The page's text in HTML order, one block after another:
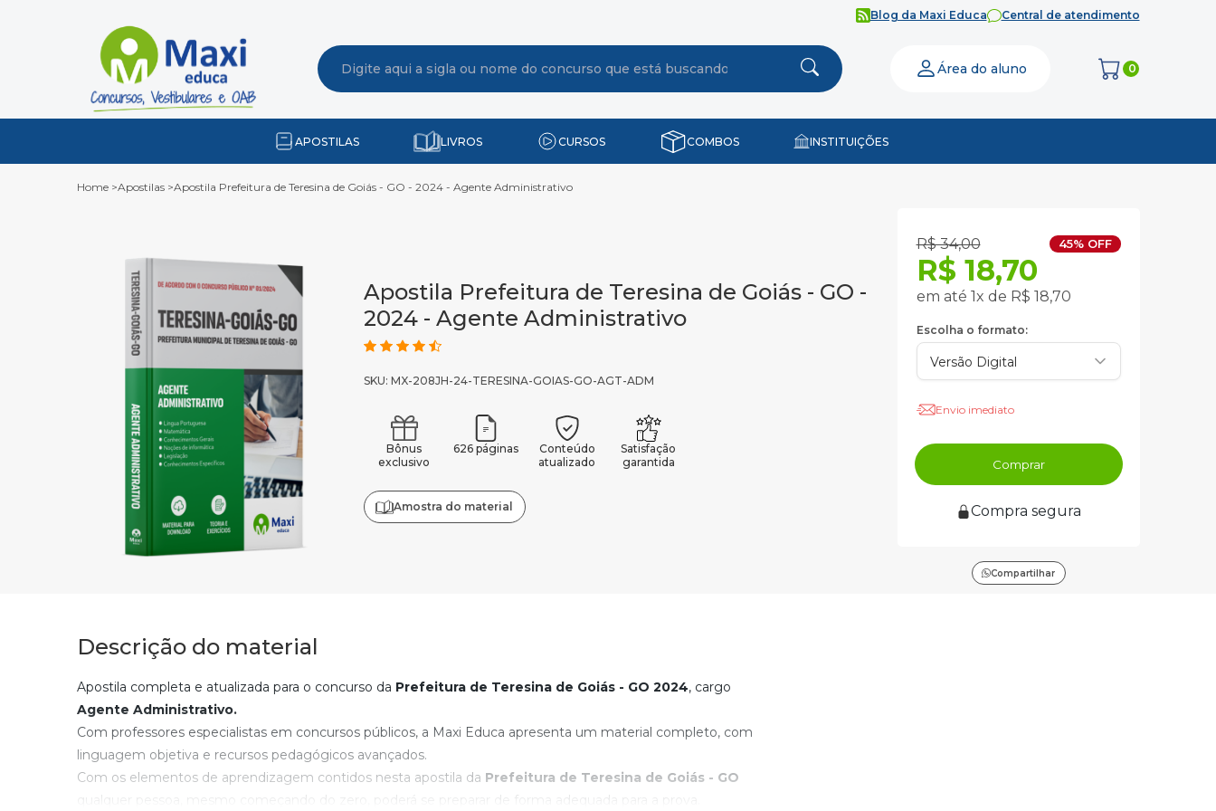
Blog da Maxi Educa Central de atendimento
Área do aluno 0
APOSTILAS LIVROS CURSOS COMBOS INSTITUIÇÕES
Home>Apostilas>Apostila Prefeitura de Teresina de Goiás - GO - 2024 - Agente Administrativo
Apostila Prefeitura de Teresina de Goiás - GO -
2024 - Agente Administrativo
SKU: MX-208JH-24-TERESINA-GOIAS-GO-AGT-ADM
Bônus
exclusivo
626 páginas
Conteúdo
atualizado
Satisfação
garantida
Amostra do material
R$ 34,00 45% OFF
R$ 18,70
em até 1x de R$ 18,70
Escolha o formato:
Envio imediato
Comprar
Compra segura
Compartilhar
Descrição do material
Apostila completa e atualizada para o concurso da Prefeitura de Teresina de Goiás - GO 2024, cargo
Agente Administrativo.
Com professores especialistas em concursos públicos, a Maxi Educa apresenta um material completo, com
linguagem objetiva e recursos pedagógicos avançados.
Com os elementos de aprendizagem contidos nesta apostila da Prefeitura de Teresina de Goiás - GO
qualquer pessoa, mesmo começando do zero, poderá se preparar de forma adequada para a prova.